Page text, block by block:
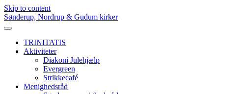
Skip to content
Sønderup, Nordrup & Gudum kirker
TRINITATIS
Aktiviteter
Diakoni Julehjælp
Evergreen
Strikkecafé
Menighedsråd